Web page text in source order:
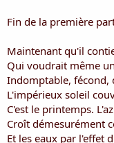
Fin de la première
Maintenant qu'il
Qui voudrait même
Indomptable, fécond,
L'impérieux soleil
C'est le printemps.
Croît démesurément
Et les eaux par l'effet